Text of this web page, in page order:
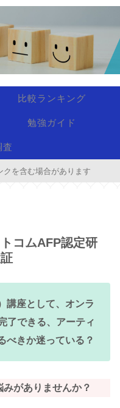
比較ランキング
勉強ガイド
査
を含む場合があります
コムAFP認定研
講座として、オンラ
了できる、アーティ
べきか迷っている？
がありませんか？